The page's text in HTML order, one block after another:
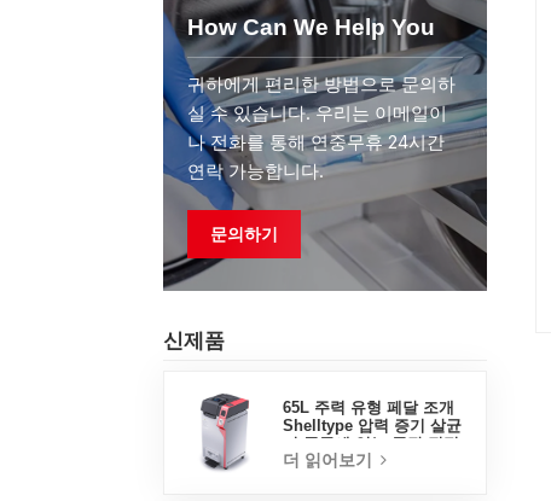
How Can We Help You
귀하에게 편리한 방법으로 문의하
실 수 있습니다. 우리는 이메일이
나 전화를 통해 연중무휴 24시간
연락 가능합니다.
문의하기
신제품
65L 주력 유형 페달 조개
Shelltype 압력 증기 살균
판매 공장
더 읽어보기